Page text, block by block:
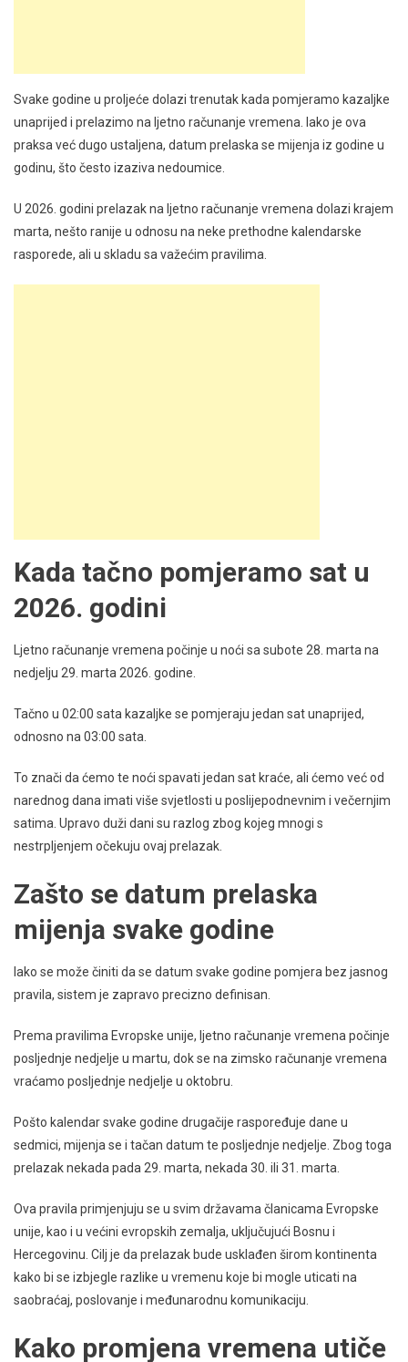
Svake godine u proljeće dolazi trenutak kada pomjeramo kazaljke
unaprijed i prelazimo na ljetno računanje vremena. Iako je ova
praksa već dugo ustaljena, datum prelaska se mijenja iz godine u
godinu, što često izaziva nedoumice.
U 2026. godini prelazak na ljetno računanje vremena dolazi krajem
marta, nešto ranije u odnosu na neke prethodne kalendarske
rasporede, ali u skladu sa važećim pravilima.
Kada tačno pomjeramo sat u
2026. godini
Ljetno računanje vremena počinje u noći sa subote 28. marta na
nedjelju 29. marta 2026. godine.
Tačno u 02:00 sata kazaljke se pomjeraju jedan sat unaprijed,
odnosno na 03:00 sata.
To znači da ćemo te noći spavati jedan sat kraće, ali ćemo već od
narednog dana imati više svjetlosti u poslijepodnevnim i večernjim
satima. Upravo duži dani su razlog zbog kojeg mnogi s
nestrpljenjem očekuju ovaj prelazak.
Zašto se datum prelaska
mijenja svake godine
Iako se može činiti da se datum svake godine pomjera bez jasnog
pravila, sistem je zapravo precizno definisan.
Prema pravilima Evropske unije, ljetno računanje vremena počinje
posljednje nedjelje u martu, dok se na zimsko računanje vremena
vraćamo posljednje nedjelje u oktobru.
Pošto kalendar svake godine drugačije raspoređuje dane u
sedmici, mijenja se i tačan datum te posljednje nedjelje. Zbog toga
prelazak nekada pada 29. marta, nekada 30. ili 31. marta.
Ova pravila primjenjuju se u svim državama članicama Evropske
unije, kao i u većini evropskih zemalja, uključujući Bosnu i
Hercegovinu. Cilj je da prelazak bude usklađen širom kontinenta
kako bi se izbjegle razlike u vremenu koje bi mogle uticati na
saobraćaj, poslovanje i međunarodnu komunikaciju.
Kako promjena vremena utiče